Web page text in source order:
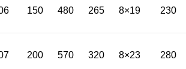
150 480 265 8×19 230
200 570 320 8×23 280